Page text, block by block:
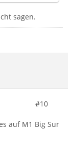
sagen.
#10
auf M1 Big Sur